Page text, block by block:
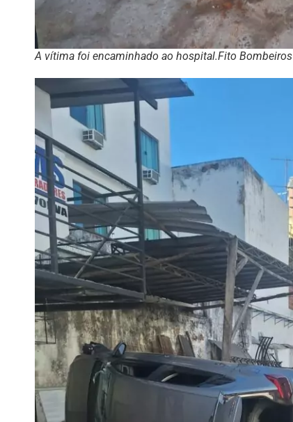
A vítima foi encaminhado ao hospital.Fito Bombeiros